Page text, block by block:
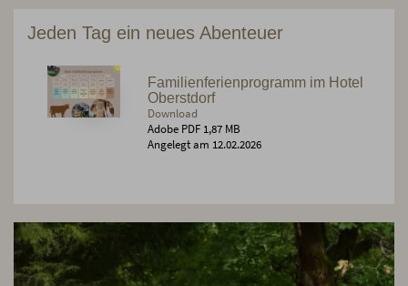
Jeden Tag ein neues Abenteuer
Familienferienprogramm im Hotel
Oberstdorf
Download
Adobe PDF 1,87 MB
Angelegt am 12.02.2026